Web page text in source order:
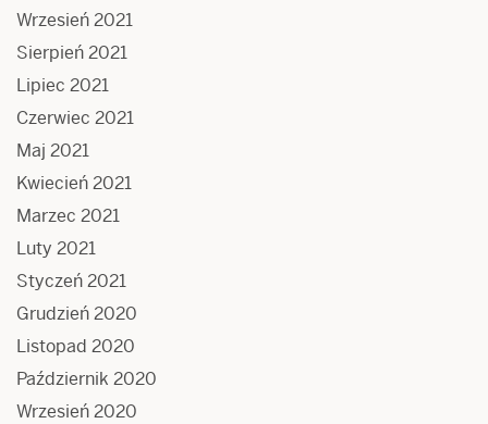
Wrzesień 2021
Sierpień 2021
Lipiec 2021
Czerwiec 2021
Maj 2021
Kwiecień 2021
Marzec 2021
Luty 2021
Styczeń 2021
Grudzień 2020
Listopad 2020
Październik 2020
Wrzesień 2020